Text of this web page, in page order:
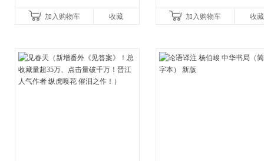
加入购物车 收藏
加入购物车
收藏